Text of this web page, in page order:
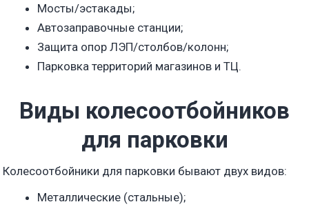
Мосты/эстакады;
Автозаправочные станции;
Защита опор ЛЭП/столбов/колонн;
Парковка территорий магазинов и ТЦ.
Виды колесоотбойников
для парковки
Колесоотбойники для парковки бывают двух видов:
Металлические (стальные);